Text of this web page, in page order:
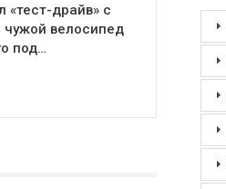
«тест-драйв» с
велосипед
под…